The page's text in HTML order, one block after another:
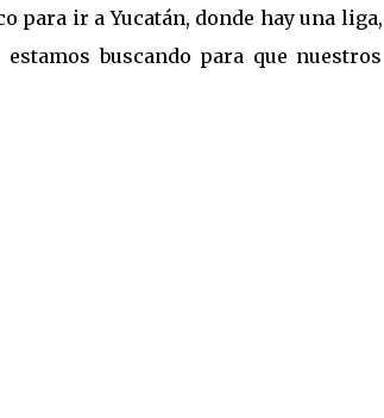
para ir a Yucatán, donde hay una liga,
buscando para que nuestros